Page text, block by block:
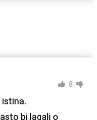
8
bi lagali o